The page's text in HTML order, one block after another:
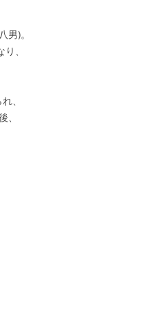
男)。
、
、